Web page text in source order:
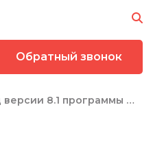
Обратный звонок
Выход версии 8.1 программы nanoCAD Электро